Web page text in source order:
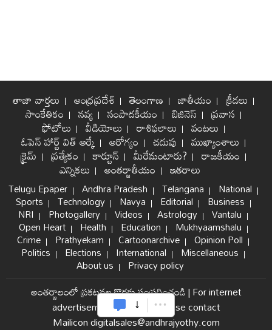
తాజా వార్తలు ఆంధ్రప్రదేశ్ తెలంగాణ జాతీయం క్రీడలు
సాంకేతికం నవ్య సంపాదకీయం బిజినెస్ ప్రవాస
ఫోటోలు వీడియోలు రాశిఫలాలు వంటలు
ఓపెన్ హార్ట్ విత్ ఆర్కే ఆరోగ్యం చదువు ముఖ్యాంశాలు
క్రైమ్ ప్రత్యేకం కార్టూన్ మీరేమంటారు? రాజకీయం
ఎన్నికలు అంతర్జాతీయం ఇతరాలు
Telugu Epaper Andhra Pradesh Telangana National
Sports Technology Navya Editorial Business
NRI Photogallery Videos Astrology Vantalu
Open Heart Health Education Mukhyaamshalu
Crime Prathyekam Cartoonarchive Opinion Poll
Politics Elections International Miscellaneous
About us Privacy policy
అంతర్జాలంలో ప్రకటనల కొరకు సంప్రదించండి|For internet
advertisement and sales please contact
Mailicon digitalsales@andhrajyothy.com